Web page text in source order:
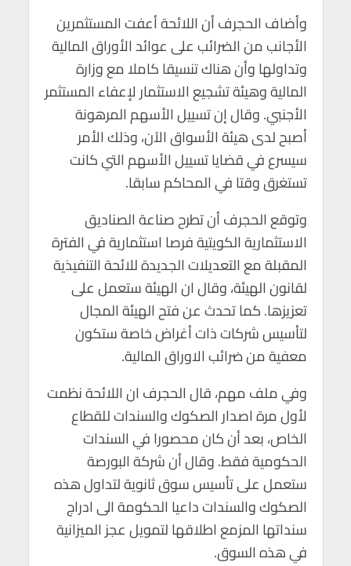
وأضاف الحجرف أن اللائحة أعفت المستثمرين
الأجانب من الضرائب على عوائد الأوراق المالية
وتداولها وأن هناك تنسيقا كاملا مع وزارة
المالية وهيئة تشجيع الاستثمار لإعفاء المستثمر
الأجنبي. وقال إن تسييل الأسهم المرهونة
أصبح لدى هيئة الأسواق الآن، وذلك الأمر
سيسرع في قضايا تسييل الأسهم التي كانت
تستغرق وقتا في المحاكم سابقا.
وتوقع الحجرف أن تطرح صناعة الصناديق
الاستثمارية الكويتية فرصا استثمارية في الفترة
المقبلة مع التعديلات الجديدة للائحة التنفيذية
لقانون الهيئة، وقال ان الهيئة ستعمل على
تعزيزها. كما تحدث عن فتح الهيئة المجال
لتأسيس شركات ذات أغراض خاصة ستكون
معفية من ضرائب الاوراق المالية.
وفي ملف مهم، قال الحجرف ان اللائحة نظمت
لأول مرة اصدار الصكوك والسندات للقطاع
الخاص، بعد أن كان محصورا في السندات
الحكومية فقط. وقال أن شركة البورصة
ستعمل على تأسيس سوق ثانوية لتداول هذه
الصكوك والسندات داعيا الحكومة الى ادراج
سنداتها المزمع اطلاقها لتمويل عجز الميزانية
في هذه السوق.